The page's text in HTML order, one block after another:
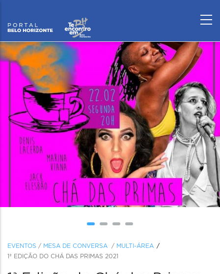
EVENTOS / MESA DE CONVERSA / MULTI-ÁREA
1ª EDIÇÃO DO CHÁ DAS PRIMAS 2021